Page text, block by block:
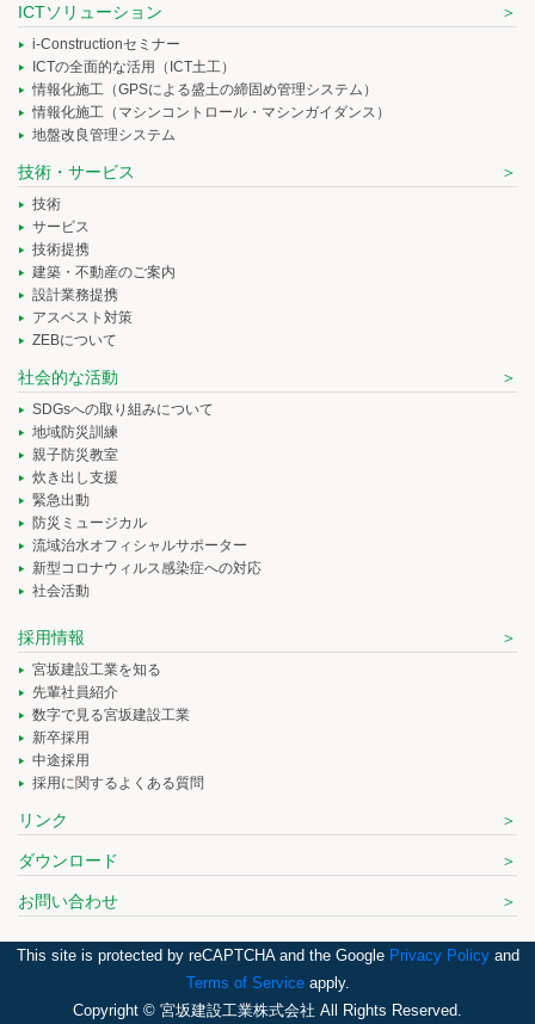
ICTソリューション
i-Constructionセミナー
ICTの全面的な活用（ICT土工）
情報化施工（GPSによる盛土の締固め管理システム）
情報化施工（マシンコントロール・マシンガイダンス）
地盤改良管理システム
技術・サービス
技術
サービス
技術提携
建築・不動産のご案内
設計業務提携
アスベスト対策
ZEBについて
社会的な活動
SDGsへの取り組みについて
地域防災訓練
親子防災教室
炊き出し支援
緊急出動
防災ミュージカル
流域治水オフィシャルサポーター
新型コロナウィルス感染症への対応
社会活動
採用情報
宮坂建設工業を知る
先輩社員紹介
数字で見る宮坂建設工業
新卒採用
中途採用
採用に関するよくある質問
リンク
ダウンロード
お問い合わせ
This site is protected by reCAPTCHA and the Google Privacy Policyand
Terms of Serviceapply.
Copyright © 宮坂建設工業株式会社 All Rights Reserved.